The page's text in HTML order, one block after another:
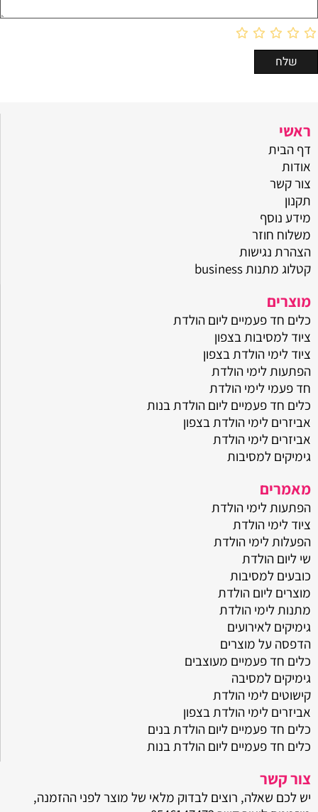
ראשי
דף הבית
אודות
צור קשר
מידע נוסף
משלוח חוזר
הצהרת נגישות
קטלוג מתנות business
מוצרים
כלים חד פעמיים ליום הולדת
ציוד למסיבות בצפון
ציוד לימי הולדת בצפון
הפתעות לימי הולדת
כלים חד פעמיים ליום הולדת בנות
אביזרים לימי הולדת בצפון
אביזרים לימי הולדת
גימיקים למסיבות
מאמרים
הפתעות לימי הולדת
ציוד לימי הולדת
הפעלות לימי הולדת
שי ליום הולדת
כובעים למסיבות
מוצרים ליום הולדת
מתנות לימי הולדת
גימיקים לאירועים
הדפסה על מוצרים
כלים חד פעמיים מעוצבים
קישוטים לימי הולדת
אביזרים לימי הולדת בצפון